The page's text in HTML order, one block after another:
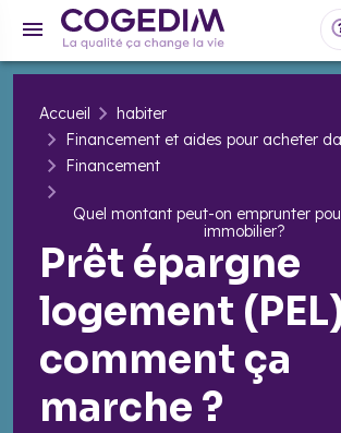
Accueil
habiter
Financement et aides pour acheter
Financement
Quel montant peut-on emprunter
immobilier?
Prêt épargne
logement
comment ça
marche ?